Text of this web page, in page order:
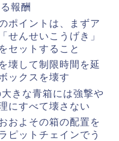
報酬
ポイントは、まずア
せんせいこうげき」
セットすること
壊して制限時間を延
ックスを壊す
きな青箱には強撃や
にすべて壊さない
およその箱の配置を
ピットチェインでう